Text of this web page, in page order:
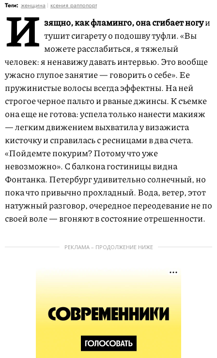
Теги: женщина ксения раппопорт
И зящно, как фламинго, она сгибает ногуи
тушит сигарету о подошву туфли. «Вы
можете расслабиться, я тяжелый
человек: я ненавижу давать интервью. Это вообще
ужасно глупое занятие — говорить о себе». Ее
пружинистые волосы всегда эффектны. На ней
строгое черное пальто и рваные джинсы. К съемке
она еще не готова: успела только нанести макияж
— легким движением выхватила у визажиста
кисточку и справилась с ресницами в два счета.
«Пойдемте покурим? Потому что уже
невозможно». С балкона гостиницы видна
Фонтанка. Петербург удивительно солнечный, но
пока что привычно прохладный. Вода, ветер, этот
натужный разговор, очередное переодевание не по
своей воле — вгоняют в состояние отрешенности.
РЕКЛАМА – ПРОДОЛЖЕНИЕ НИЖЕ